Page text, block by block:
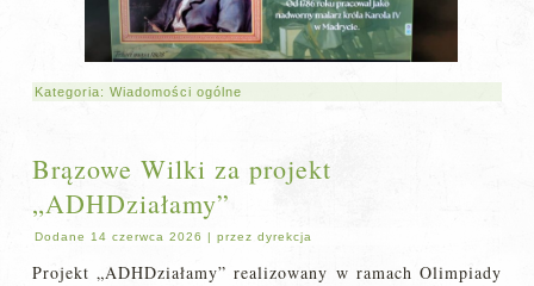
Kategoria:Wiadomości ogólne
Brązowe Wilki za projekt
„ADHDziałamy”
Dodane 14 czerwca 2026 |przez dyrekcja
Projekt „ADHDziałamy” realizowany w ramach Olimpiady